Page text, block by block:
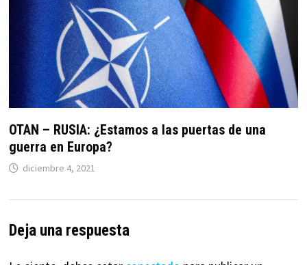
OTAN – RUSIA: ¿Estamos a las puertas de una
guerra en Europa?
diciembre 4, 2021
Deja una respuesta